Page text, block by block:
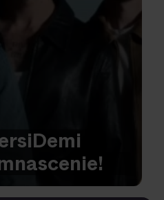
iDemi
nascenie!